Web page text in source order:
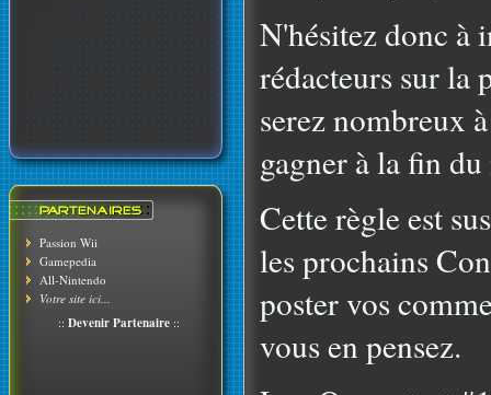
Passion Wii
Gamepedia
All-Nintendo
Votre site ici...
:: Devenir Partenaire ::
N'hésitez donc à
rédacteurs sur la
serez nombreux
gagner à la fin
Cette règle est
les prochains
poster vos
vous en pensez.